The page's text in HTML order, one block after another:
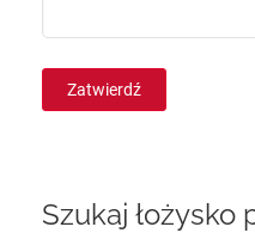
Zatwierdź
Szukaj łożysko